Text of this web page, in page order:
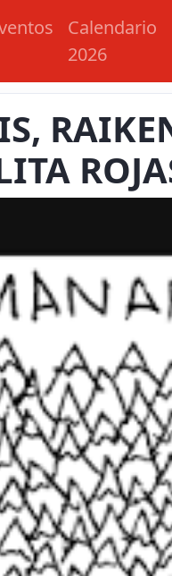
Calendario
2026